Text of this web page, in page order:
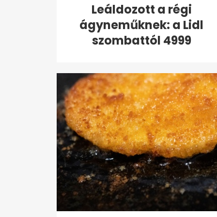
Leáldozott a régi
ágyneműknek: a Lidl
szombattól 4999